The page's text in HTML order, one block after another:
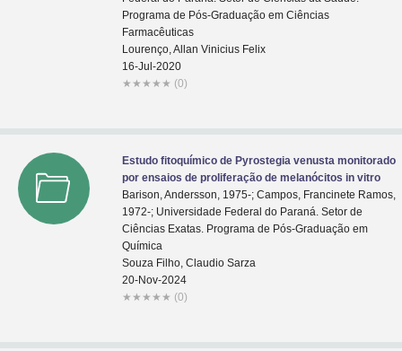
Programa de Pós-Graduação em Ciências
Farmacêuticas
Lourenço, Allan Vinicius Felix
16-Jul-2020
★ ★ ★ ★ ★ (0)
Estudo fitoquímico de Pyrostegia venusta monitorado
por ensaios de proliferação de melanócitos in vitro
Barison, Andersson, 1975-; Campos, Francinete Ramos,
1972-; Universidade Federal do Paraná. Setor de
Ciências Exatas. Programa de Pós-Graduação em
Química
Souza Filho, Claudio Sarza
20-Nov-2024
★ ★ ★ ★ ★ (0)